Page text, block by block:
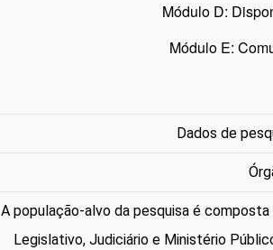
Módulo D:
Módulo E:
Dados de
A população-alvo da pesquisa é
Legislativo, Judiciário e Ministério